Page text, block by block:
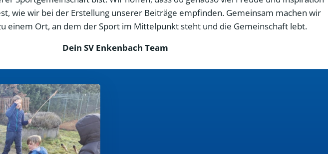
wie wir bei der Erstellung unserer Beiträge empfinden. Gemeinsam machen wir
einem Ort, an dem der Sport im Mittelpunkt steht und die Gemeinschaft lebt.
Dein SV Enkenbach Team